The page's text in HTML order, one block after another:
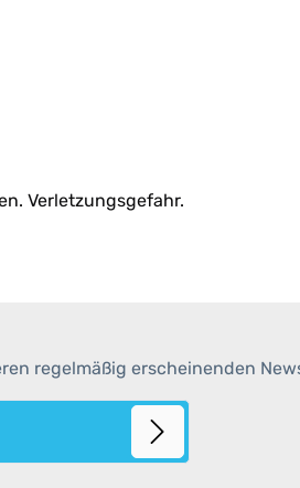
Verletzungsgefahr.
regelmäßig erscheinenden